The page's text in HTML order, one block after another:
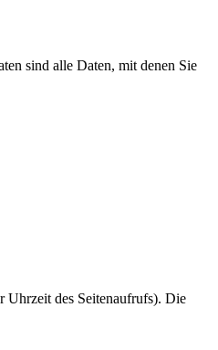
sind alle Daten, mit denen Sie
Uhrzeit des Seitenaufrufs). Die